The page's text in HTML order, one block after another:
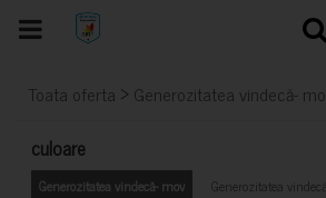
Toata oferta > Generozitatea vindecă-
culoare
Generozitatea vindecă- mov
Generozitatea